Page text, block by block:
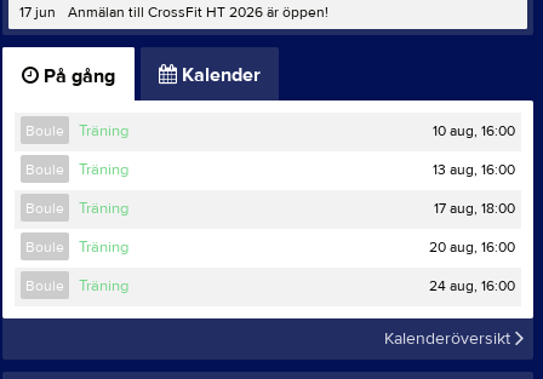
17 jun
Anmälan till CrossFit HT 2026 är öppen!
På gång Kalender
Boule Träning 10 aug, 16:00
Boule Träning 13 aug, 16:00
Boule Träning 17 aug, 18:00
Boule Träning 20 aug, 16:00
Boule Träning 24 aug, 16:00
Kalenderöversikt